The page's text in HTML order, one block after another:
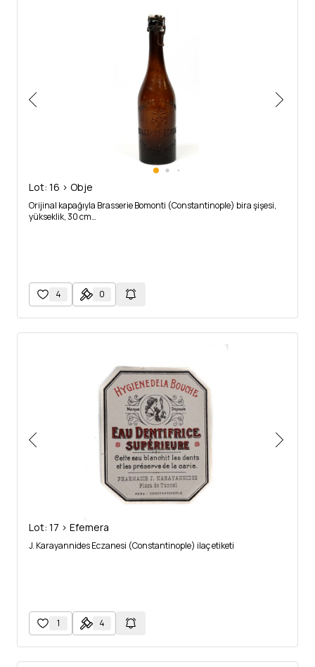
Lot: 16 > Obje
Orijinal kapağıyla Brasserie Bomonti (Constantinople) bira şişesi,
yükseklik, 30 cm…
4 0
Lot: 17 > Efemera
J. Karayannides Eczanesi (Constantinople) ilaç etiketi
1 4